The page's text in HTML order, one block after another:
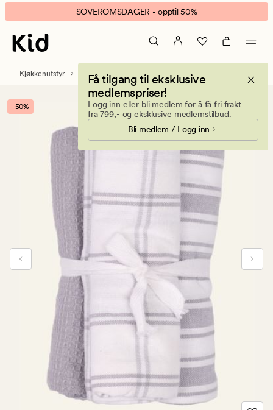
Stina
3pk
kjøkkenhåndkle
grå
banner.
Klikk
ESCAPE
pause.
SOVEROMSDAGER - opptil 50%
Få tilgang til eksklusive
medlemspriser!
Logg inn eller bli medlem for å få fri frakt
fra 799,- og eksklusive medlemstilbud.
Bli medlem / Logg inn
Kjøkkenutstyr Kjøkkenhåndklær
-50%